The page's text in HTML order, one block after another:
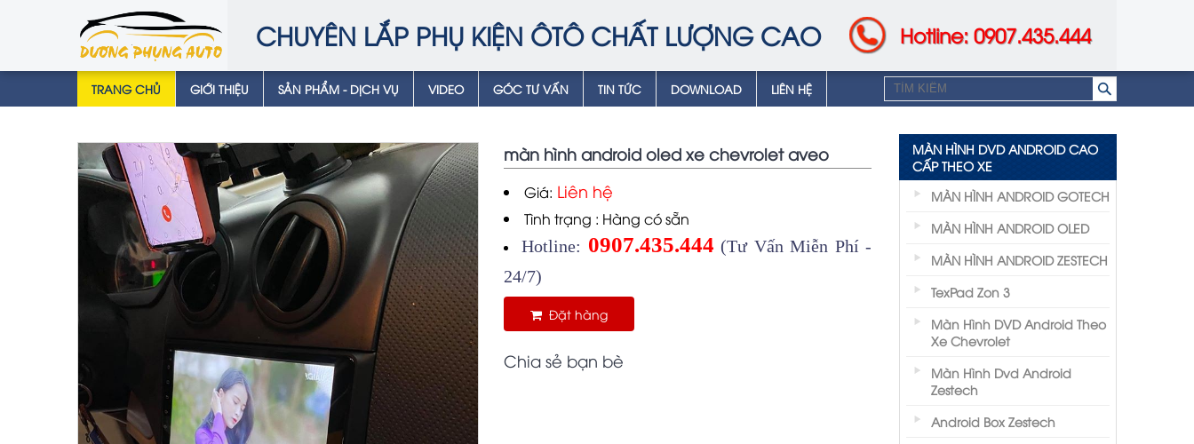
CHUYÊN LẮP PHỤ KIỆN ÔTÔ CHẤT LƯỢNG CAO Hotline: 0907.435.444
TRANG CHỦ GIỚI THIỆU SẢN PHẨM - DỊCH VỤ VIDEO GÓC TƯ VẤN TIN TỨC DOWNLOAD LIÊN HỆ
màn hình android oled xe chevrolet aveo
Giá: Liên hệ
Tình trạng : Hàng có sẵn
Hotline: 0907.435.444 (Tư Vấn Miễn Phí -
24/7)
Đặt hàng
Chia sẻ bạn bè
MÀN HÌNH DVD ANDROID CAO
CẤP THEO XE
MÀN HÌNH ANDROID GOTECH
MÀN HÌNH ANDROID OLED
MÀN HÌNH ANDROID ZESTECH
TexPad Zon 3
Màn Hình DVD Android Theo
Xe Chevrolet
Màn Hình Dvd Android
Zestech
Android Box Zestech